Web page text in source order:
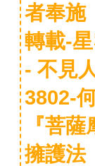
者奉施
轉載-
- 不見
3802-
『菩
擁護法